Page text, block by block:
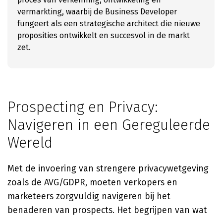
vermarkting, waarbij de Business Developer
fungeert als een strategische architect die nieuwe
proposities ontwikkelt en succesvol in de markt
zet.
Prospecting en Privacy:
Navigeren in een Gereguleerde
Wereld
Met de invoering van strengere privacywetgeving
zoals de AVG/GDPR, moeten verkopers en
marketeers zorgvuldig navigeren bij het
benaderen van prospects. Het begrijpen van wat